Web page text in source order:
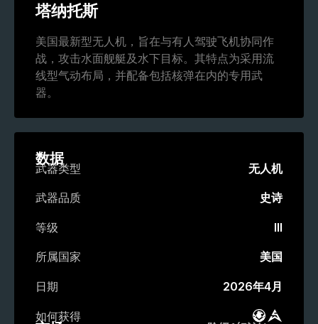
塔纳托斯
美国最新型无人机，旨在与有人驾驶飞机协同作
战，攻击水面舰艇及水下目标。其特点为采用流
线型气动布局，并配备包括核弹在内的专用武
器。
数据
武器类型 无人机
武器品质 史诗
等级 III
所属国家 美国
日期 2026年4月
如何获得